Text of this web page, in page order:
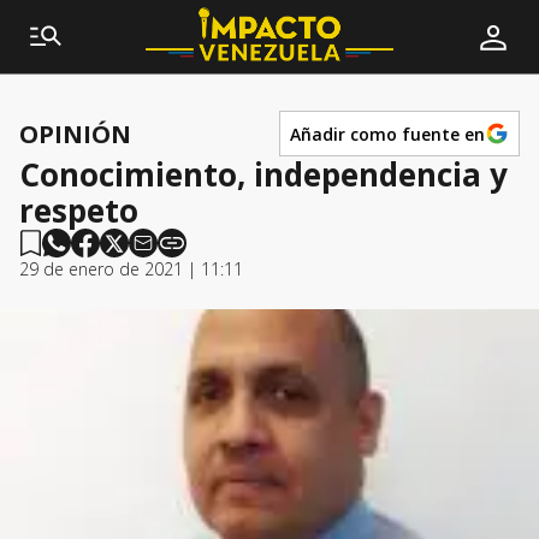
OPINIÓN Añadir como fuente en
Conocimiento, independencia y
respeto
29 de enero de 2021 | 11:11